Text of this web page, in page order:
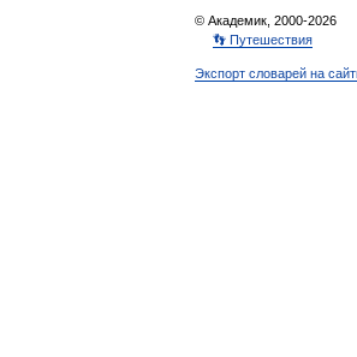
© Академик, 2000-2026
👣 Путешествия
Экспорт словарей на